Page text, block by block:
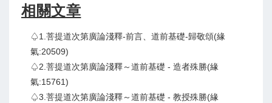
相關文章
♤1.菩提道次第廣論淺釋-前言、道前基礎-歸敬頌(緣
氣:20509)
♤2.菩提道次第廣論淺釋～道前基礎 - 造者殊勝(緣
氣:15761)
♤3.菩提道次第廣論淺釋～道前基礎 - 教授殊勝(緣